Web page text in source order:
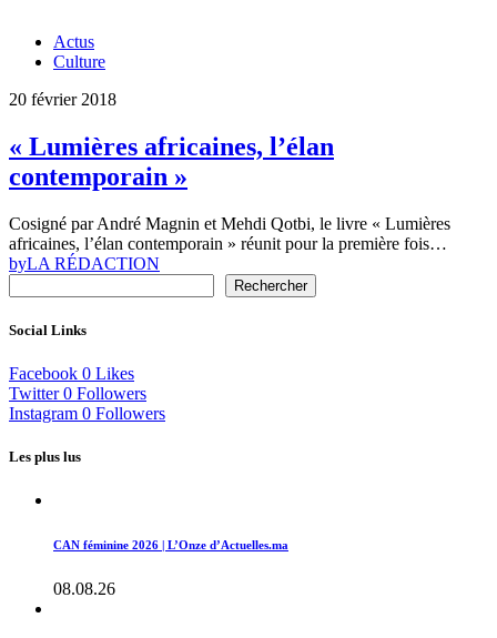
Actus
Culture
20 février 2018
« Lumières africaines, l’élan
contemporain »
Cosigné par André Magnin et Mehdi Qotbi, le livre « Lumières
africaines, l’élan contemporain » réunit pour la première fois…
byLA RÉDACTION
Rechercher
Social Links
Facebook 0 Likes
Twitter 0 Followers
Instagram 0 Followers
Les plus lus
CAN féminine 2026 | L’Onze d’Actuelles.ma
08.08.26